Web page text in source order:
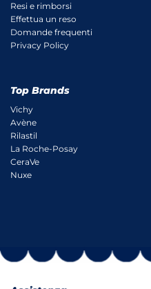
Resi e rimborsi
Effettua un reso
Domande frequenti
Privacy Policy
Top Brands
Vichy
Avène
Rilastil
La Roche-Posay
CeraVe
Nuxe